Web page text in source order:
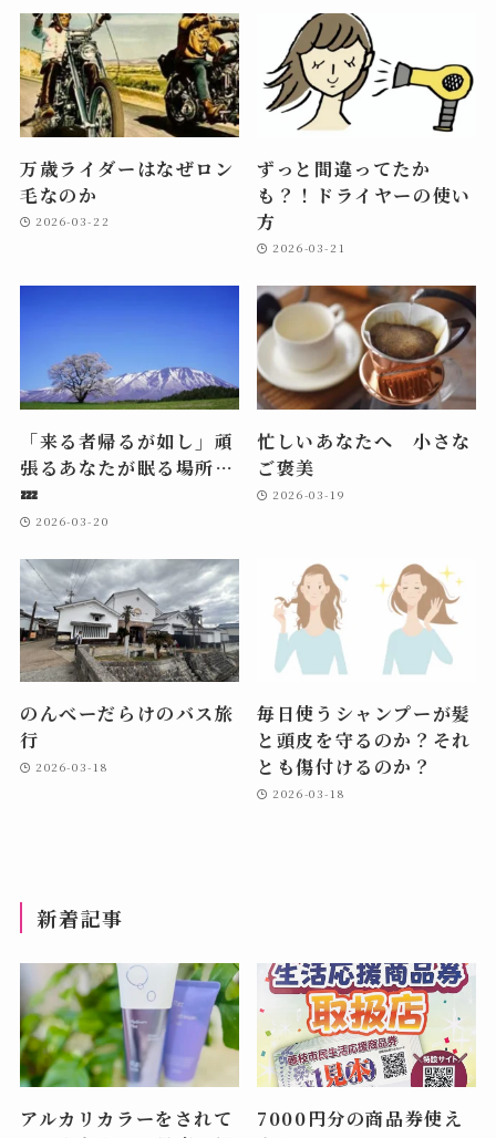
万歳ライダーはなぜロン
毛なのか
2026-03-22
ずっと間違ってたか
も？！ドライヤーの使い
方
2026-03-21
「来る者帰るが如し」頑
張るあなたが眠る場所…
💤
2026-03-20
忙しいあなたへ 小さな
ご褒美
2026-03-19
のんべーだらけのバス旅
行
2026-03-18
毎日使うシャンプーが髪
と頭皮を守るのか？それ
とも傷付けるのか？
2026-03-18
新着記事
アルカリカラーをされて
7000円分の商品券使え